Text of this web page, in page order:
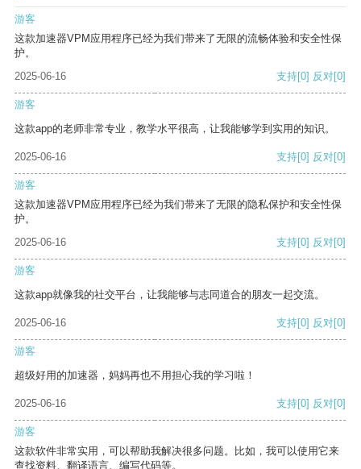
游客
这款加速器VPM应用程序已经为我们带来了无限的流畅体验和安全性保
护。
2025-06-16
支持[0] 反对[0]
游客
这款app的老师非常专业，教学水平很高，让我能够学到实用的知识。
2025-06-16 支持[0] 反对[0]
游客
这款加速器VPM应用程序已经为我们带来了无限的隐私保护和安全性保
护。
2025-06-16
支持[0] 反对[0]
游客
这款app就像我的社交平台，让我能够与志同道合的朋友一起交流。
2025-06-16 支持[0] 反对[0]
游客
超级好用的加速器，妈妈再也不用担心我的学习啦！
2025-06-16 支持[0] 反对[0]
游客
这款软件非常实用，可以帮助我解决很多问题。比如，我可以使用它来
查找资料、翻译语言、编写代码等。